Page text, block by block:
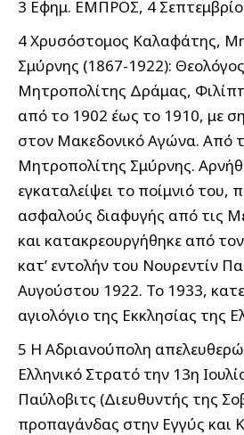
3 Εφημ. ΕΜΠΡΟΣ, 4
4 Χρυσόστομος Καλαφάτης,
Σμύρνης (1867-1922):
Μητροπολίτης Δράμας,
από το 1902 έως το 1910, με
στον Μακεδονικό Αγώνα. Από
Μητροπολίτης Σμύρνης.
εγκαταλείψει το ποίμνιό
ασφαλούς διαφυγής από τις
και κατακρεουργήθηκε από
κατ’ εντολήν του Νουρεντίν
Αυγούστου 1922. Το 1933,
αγιολόγιο της Εκκλησίας της
5 Η Αδριανούπολη
Ελληνικό Στρατό την 13η
Παύλοβιτς (Διευθυντής της
προπαγάνδας στην Εγγύς και